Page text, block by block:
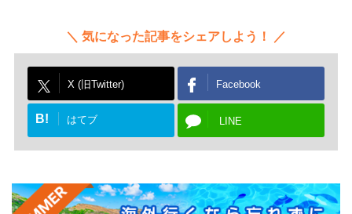
気になった記事をシェアしよう！
X (旧Twitter) Facebook
B! はてブ LINE